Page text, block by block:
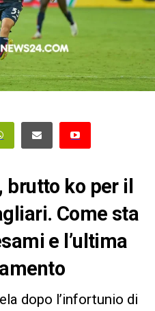
brutto ko per il
Come sta
e l’ultima
dopo l’infortunio di